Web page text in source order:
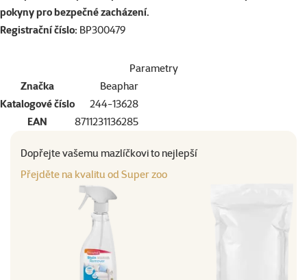
pokyny pro bezpečné zacházení.
Registrační číslo: BP300479
Parametry
Značka
Beaphar
Katalogové číslo
244-13628
EAN
8711231136285
Dopřejte vašemu mazlíčkovi to nejlepší
Přejděte na kvalitu od Super zoo